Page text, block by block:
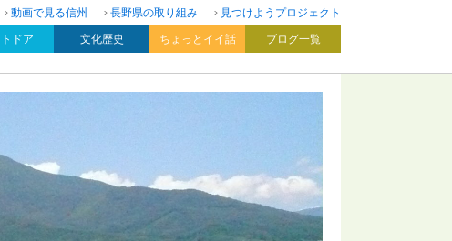
動画で見る信州 長野県の取り組み
見つけようプロジェクト
ドア 文化歴史 ちょっとイイ話 ブログ一覧